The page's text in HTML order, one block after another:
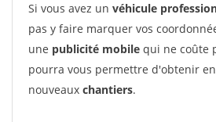
Si vous avez un véhicule
pas y faire marquer vos
une publicité mobile qui ne coûte
pourra vous permettre d'obtenir
nouveaux chantiers.